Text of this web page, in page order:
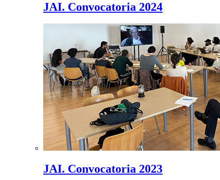
JAI. Convocatoria 2024
JAI. Convocatoria 2023